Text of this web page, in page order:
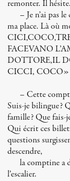
remonter. Il hésite.
– Je n’ai pas
ma place. Là où
FACEVANO
DOTTORE,IL
CICCI, COCO»
– Cette
Suis-je bilingue?
famille? Que fais-
Qui écrit ces
questions
descendre,
la comptine a
l’escalier.